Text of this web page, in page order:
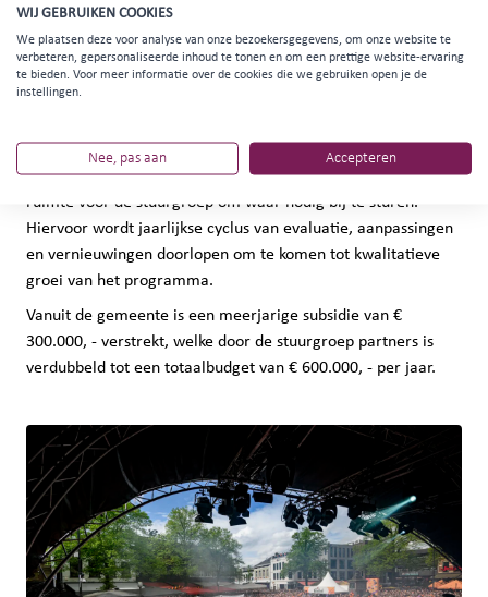
moeten voldoen. De stuurgroep (Muziekkwartier, VHSE,
Ondernemersfonds en Enschede Promotie) heeft deze
criteria gebruikt voor een selectie uit bestaande
evenementen. Deze vormen vervolgens de basis om
programma van evenementen voor Enschede te bieden.
Tijdens de looptijd van het programma (4 jaar) is er nog
ruimte voor de stuurgroep om waar nodig bij te sturen.
Hiervoor wordt jaarlijkse cyclus van evaluatie, aanpassingen
en vernieuwingen doorlopen om te komen tot kwalitatieve
groei van het programma.
Vanuit de gemeente is een meerjarige subsidie van €
300.000, - verstrekt, welke door de stuurgroep partners is
verdubbeld tot een totaalbudget van € 600.000, - per jaar.
WIJ GEBRUIKEN COOKIES
We plaatsen deze voor analyse van onze bezoekersgegevens, om onze website te
verbeteren, gepersonaliseerde inhoud te tonen en om een prettige website-ervaring
te bieden. Voor meer informatie over de cookies die we gebruiken open je de
instellingen.
Nee, pas aan Accepteren